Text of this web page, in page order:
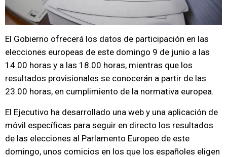
El Gobierno ofrecerá los datos de participación en las
elecciones europeas de este domingo 9 de junio a las
14.00 horas y a las 18.00 horas, mientras que los
resultados provisionales se conocerán a partir de las
23.00 horas, en cumplimiento de la normativa europea.
El Ejecutivo ha desarrollado una web y una aplicación de
móvil específicas para seguir en directo los resultados
de las elecciones al Parlamento Europeo de este
domingo, unos comicios en los que los españoles eligen